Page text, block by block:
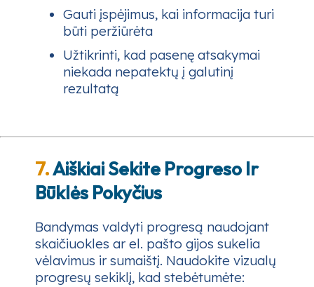
Gauti įspėjimus, kai informacija turi
būti peržiūrėta
Užtikrinti, kad pasenę atsakymai
niekada nepatektų į galutinį
rezultatą
7.Aiškiai Sekite Progreso Ir
Būklės Pokyčius
Bandymas valdyti progresą naudojant
skaičiuokles ar el. pašto gijos sukelia
vėlavimus ir sumaištį. Naudokite vizualų
progresų sekiklį, kad stebėtumėte: